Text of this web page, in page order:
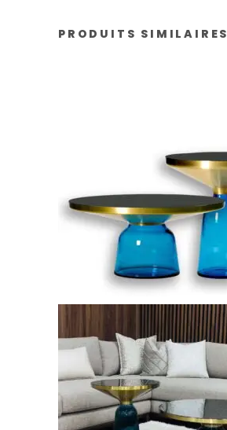
PRODUITS SIMILAIRES
LIRE LA SUITE